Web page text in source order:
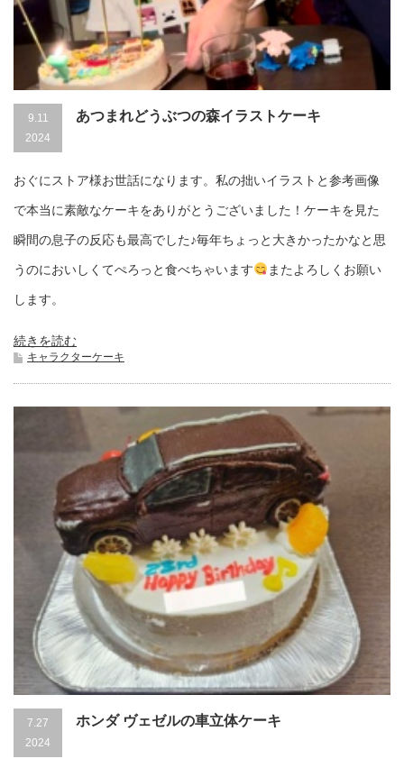
9.11
2024
あつまれどうぶつの森イラストケーキ
おぐにストア様お世話になります。私の拙いイラストと参考画像
で本当に素敵なケーキをありがとうございました！ケーキを見た
瞬間の息子の反応も最高でした♪毎年ちょっと大きかったかなと思
うのにおいしくてぺろっと食べちゃいます またよろしくお願い
します。
続きを読む
キャラクターケーキ
7.27
2024
ホンダ ヴェゼルの車立体ケーキ